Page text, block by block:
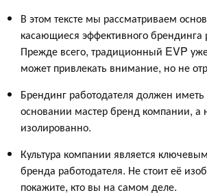
В этом тексте мы рассматриваем
касающиеся эффективного брендинга
Прежде всего, традиционный EVP
может привлекать внимание, но не
Брендинг работодателя должен
основании мастер бренд компании, а
изолированно.
Культура компании является
бренда работодателя. Не стоит её
покажите, кто вы на самом деле.